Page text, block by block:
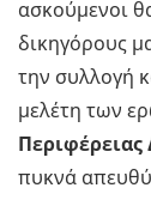
ασκούμενοι
δικηγόρους
την συλλογή
μελέτη των
Περιφέρειας
πυκνά